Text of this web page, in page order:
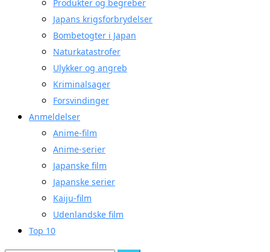
Produkter og begreber
Japans krigsforbrydelser
Bombetogter i Japan
Naturkatastrofer
Ulykker og angreb
Kriminalsager
Forsvindinger
Anmeldelser
Anime-film
Anime-serier
Japanske film
Japanske serier
Kaiju-film
Udenlandske film
Top 10